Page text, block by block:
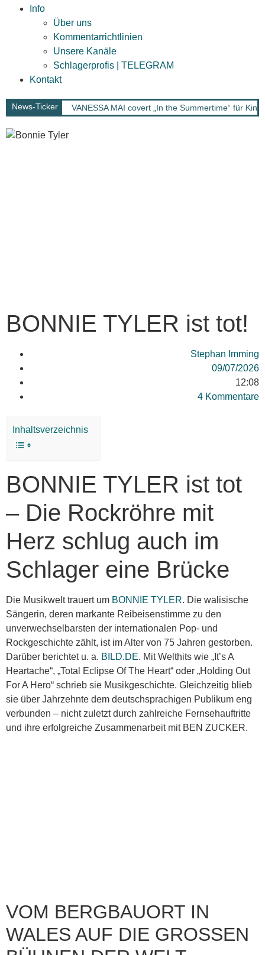
Info
Über uns
Kommentarrichtlinien
Unsere Kanäle
Schlagerprofis | TELEGRAM
Kontakt
News-Ticker VANESSA MAI covert „In the Summertime“ für
BONNIE TYLER ist tot!
Stephan Imming
09/07/2026
12:08
4 Kommentare
Inhaltsverzeichnis
BONNIE TYLER ist tot
– Die Rockröhre mit
Herz schlug auch im
Schlager eine Brücke
Die Musikwelt trauert um BONNIE TYLER. Die walisische
Sängerin, deren markante Reibeisenstimme zu den
unverwechselbarsten der internationalen Pop- und
Rockgeschichte zählt, ist im Alter von 75 Jahren gestorben.
Darüber berichtet u. a. BILD.DE. Mit Welthits wie „It’s A
Heartache“, „Total Eclipse Of The Heart“ oder „Holding Out
For A Hero“ schrieb sie Musikgeschichte. Gleichzeitig blieb
sie über Jahrzehnte dem deutschsprachigen Publikum eng
verbunden – nicht zuletzt durch zahlreiche Fernsehauftritte
und ihre erfolgreiche Zusammenarbeit mit BEN ZUCKER.
VOM BERGBAUORT IN
WALES AUF DIE GROSSEN